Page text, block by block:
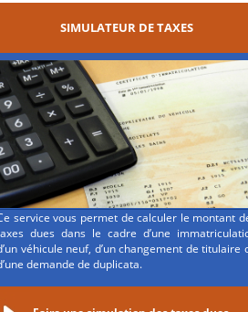
SIMULATEUR DE TAXES
service vous permet de calculer le montant
dues dans le cadre d’une
véhicule neuf, d’un changement de titulaire
demande de duplicata.